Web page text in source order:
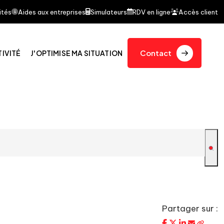
d'un article dans le journal quotidien Le Figaro
Aides aux entreprises Simulateurs RDV en ligne Accès client
J'OPTIMISE MA SITUATION Contact
Partager sur :